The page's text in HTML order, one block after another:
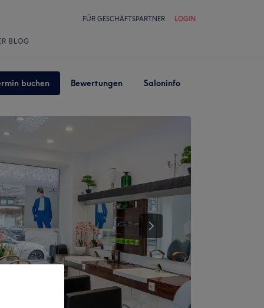
FÜR GESCHÄFTSPARTNER LOGIN
BLOG
buchen Bewertungen Saloninfo